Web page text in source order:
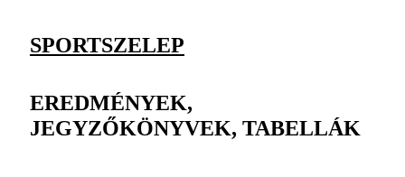
SPORTSZELEP
EREDMÉNYEK,
JEGYZŐKÖNYVEK, TABELLÁK